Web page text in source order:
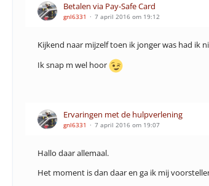
Betalen via Pay-Safe Card
gnl6331 7 april 2016 om 19:12
Kijkend naar mijzelf toen ik jonger was had ik
Ik snap m wel hoor
Ervaringen met de hulpverlening
gnl6331 7 april 2016 om 19:07
Hallo daar allemaal.
Het moment is dan daar en ga ik mij